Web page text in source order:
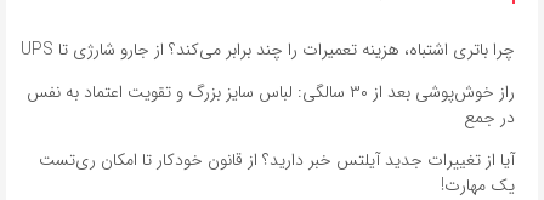
چرا باتری اشتباه، هزینه تعمیرات را چند برابر می‌کند؟ از جارو شارژی تا UPS
راز خوش‌پوشی بعد از ۳۰ سالگی: لباس سایز بزرگ و تقویت اعتماد به نفس
در جمع
آیا از تغییرات جدید آیلتس خبر دارید؟ از قانون خودکار تا امکان ری‌تست
یک مهارت!